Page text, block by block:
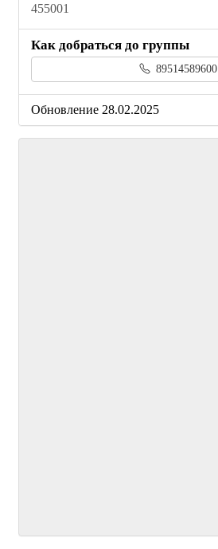
455001
Как добраться до группы
89514589600
Обновление 28.02.2025